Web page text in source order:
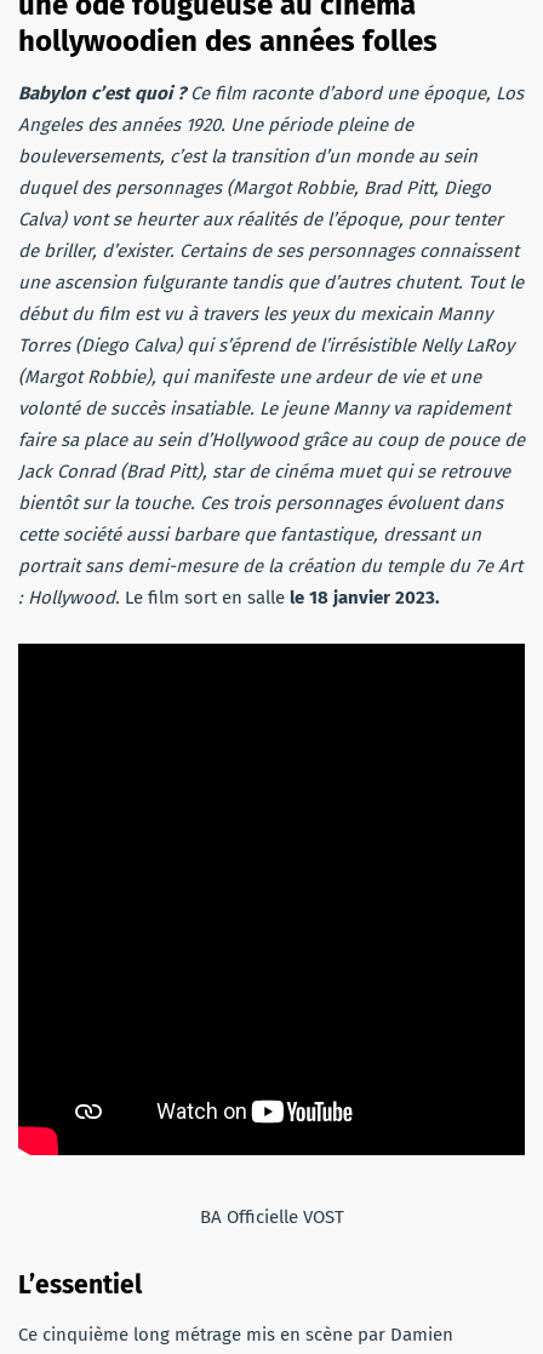
hollywoodien des années folles
Babylon c’est quoi ?Ce film raconte d’abord une époque, Los
Angeles des années 1920. Une période pleine de
bouleversements, c’est la transition d’un monde au sein
duquel des personnages (Margot Robbie, Brad Pitt, Diego
Calva) vont se heurter aux réalités de l’époque, pour tenter
de briller, d’exister. Certains de ses personnages connaissent
une ascension fulgurante tandis que d’autres chutent. Tout le
début du film est vu à travers les yeux du mexicain Manny
Torres (Diego Calva) qui s’éprend de l’irrésistible Nelly LaRoy
(Margot Robbie), qui manifeste une ardeur de vie et une
volonté de succès insatiable. Le jeune Manny va rapidement
faire sa place au sein d’Hollywood grâce au coup de pouce de
Jack Conrad (Brad Pitt), star de cinéma muet qui se retrouve
bientôt sur la touche. Ces trois personnages évoluent dans
cette société aussi barbare que fantastique, dressant un
portrait sans demi-mesure de la création du temple du 7e Art
: Hollywood. Le film sort en salle le 18 janvier 2023.
BA Officielle VOST
L’essentiel
Ce cinquième long métrage mis en scène par Damien